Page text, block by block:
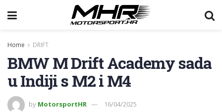
Home DRIFT
BMW M Drift Academy sada
u Indiji s M2 i M4
by MotorsportHR 16/04/2025